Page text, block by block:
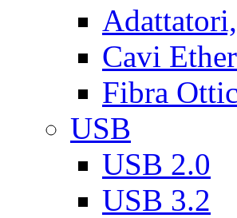
Cavi
Fibra
USB
USB 2.0
USB 3.2